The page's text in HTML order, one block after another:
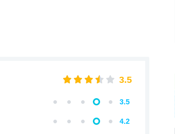
3.5
3.5
4.2